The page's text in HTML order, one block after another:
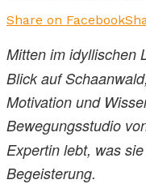
Share on Facebook
Mitten im idyllischen
Blick auf
Motivation und
Bewegungsstudio
Expertin lebt, was
Begeisterung.